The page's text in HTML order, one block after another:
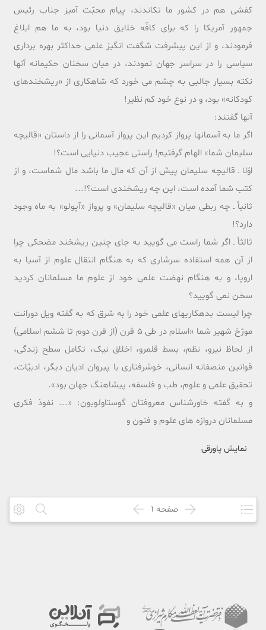
کفشى هم در کشور ما تکاندند، پیام محبّت آمیز جناب رئیس
جمهور آمریکا را که براى کافّه خلایق دنیا بود، به ما هم ابلاغ
فرمودند، و از این پیشرفت شگفت انگیز علمى حداکثر بهره بردارى
سیاسى را در سراسر جهان نمودند، در میان سخنان حکیمانه آنها
نکته بسیار جالبى به چشم مى خورد که شاهکارى از «ریشخندهاى
کودکانه» بود، و در نوع خود کم نظیر!
آنها گفتند:
اگر ما به آسمانها پرواز کردیم این پرواز آسمانى را از داستان «قالیچه
سلیمان شما» الهام گرفتیم! راستى عجیب دنیایى است؟!
اوّلا ـ قالیچه سلیمان پیش از آن که مال ما باشد مال شماست، و از
کتب شما آمده است، این چه ریشخندى است؟!...
ثانیاً ـ چه ربطى میان «قالیچه سلیمان» و پرواز «آپولو» به ماه وجود
دارد؟!
ثالثاً ـ اگر شما راست مى گویید به جاى چنین ریشخند مضحکى چرا
از آن همه استفاده سرشارى که به هنگام انتقال علوم از آسیا به
اروپا، و به هنگام نهضت علمى خود از علوم ما مسلمانان کردید
سخن نمى گویید؟
چرا لیست بدهکاریهاى علمى خود را به شرق که به گفته ویل دورانت
مورّخ شهیر شما «اسلام در طى 5 قرن (از قرن دوم تا ششم اسلامى)
از لحاظ نیرو، نظم، بسط قلمرو، اخلاق نیک، تکامل سطح زندگى،
قوانین منصفانه انسانى، خوشرفتارى با پیروان ادیان دیگر، ادبیّات،
تحقیق علمى و علوم، طب و فلسفه، پیشاهنگ جهان بود».
و به گفته خاورشناس معروفتان گوستاولوبون: «... نفوذ فکرى
مسلمانان دروازه هاى علوم و فنون و
نمایش پاورقی
صفحه 1